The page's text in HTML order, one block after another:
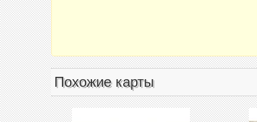
Похожие карты